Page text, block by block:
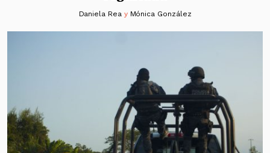
Daniela Rea y Mónica González